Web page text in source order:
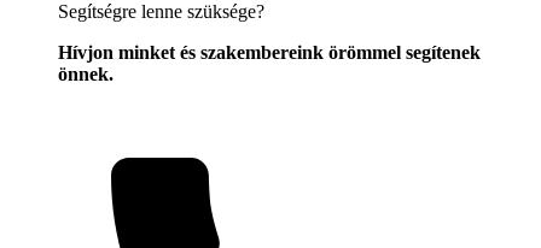
Segítségre lenne szüksége?
Hívjon minket és szakembereink örömmel segítenek
önnek.